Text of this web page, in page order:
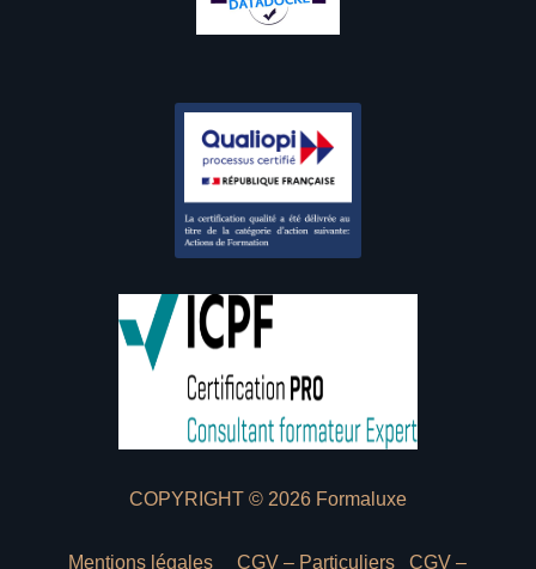
COPYRIGHT © 2026 Formaluxe
Mentions légales CGV – Particuliers CGV –